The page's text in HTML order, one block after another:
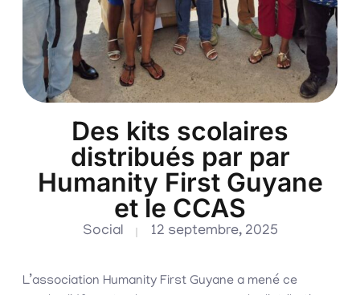
Des kits scolaires
distribués par par
Humanity First Guyane
et le CCAS
Social 12 septembre, 2025
L’association Humanity First Guyane a mené ce